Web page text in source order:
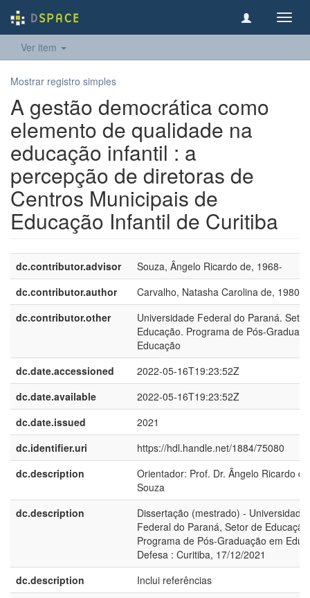
Ver item
Mostrar registro simples
A gestão democrática como
elemento de qualidade na
educação infantil : a
percepção de diretoras de
Centros Municipais de
Educação Infantil de Curitiba
dc.contributor.advisor
Souza, Ângelo Ricardo de, 1968-
dc.contributor.author
Carvalho, Natasha Carolina de, 1980-
dc.contributor.other
Universidade Federal do Paraná.
Educação. Programa de Pós-
Educação
dc.date.accessioned
2022-05-16T19:23:52Z
dc.date.available
2022-05-16T19:23:52Z
dc.date.issued
2021
dc.identifier.uri
https://hdl.handle.net/1884/75080
dc.description
Orientador: Prof. Dr. Ângelo Ricardo de
Souza
dc.description
Dissertação (mestrado) - Universidade
Federal do Paraná, Setor de
Programa de Pós-Graduação em
Defesa : Curitiba, 17/12/2021
dc.description
Inclui referências